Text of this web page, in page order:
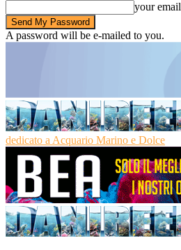
your email
A password will be e-mailed to you.
dedicato a Acquario Marino e Dolce